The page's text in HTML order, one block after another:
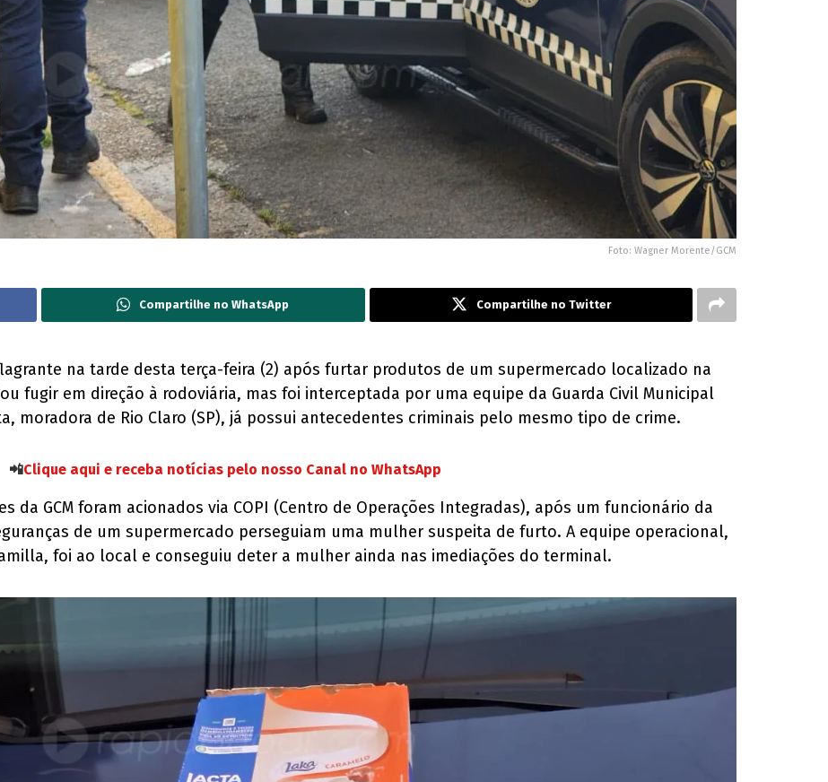
Foto: Wagner Morente/GCM
Compartilhe no WhatsApp Compartilhe no Twitter
na tarde desta terça-feira (2) após furtar produtos de um supermercado localizado na
fugir em direção à rodoviária, mas foi interceptada por uma equipe da Guarda Civil Municipal
moradora de Rio Claro (SP), já possui antecedentes criminais pelo mesmo tipo de crime.
📲Clique aqui e receba notícias pelo nosso Canal no WhatsApp
da GCM foram acionados via COPI (Centro de Operações Integradas), após um funcionário da
de um supermercado perseguiam uma mulher suspeita de furto. A equipe operacional,
foi ao local e conseguiu deter a mulher ainda nas imediações do terminal.